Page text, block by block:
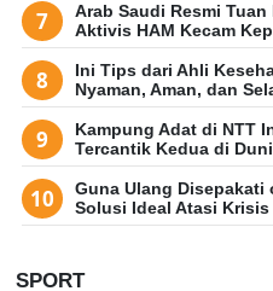
Arab Saudi Resmi Tuan
Aktivis HAM Kecam
Ini Tips dari Ahli
Nyaman, Aman, dan
Kampung Adat di NTT
Tercantik Kedua di
Guna Ulang
Solusi Ideal Atasi
SPORT